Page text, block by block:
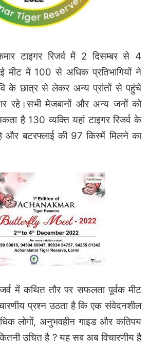
टाइगर रिजर्व में 2 दिसम्बर से 4
मीट में 100 से अधिक प्रतिभागियों ने
के छात्र से लेकर अन्य प्रांतों से पहुंचे
रहे।सभी मेजबानों और अन्य जनों को
है 130 व्यक्ति यहां टाइगर रिजर्व के
और बटरफ्लाई की 97 किस्में मिलने का
में कथित तौर पर सफलता पूर्वक मीट
प्रश्न उठता है कि एक संवेदनशील
लोगों, अनुभवहीन गाइड और कतिपय
उचित है ? यह सब अब विचारणीय है